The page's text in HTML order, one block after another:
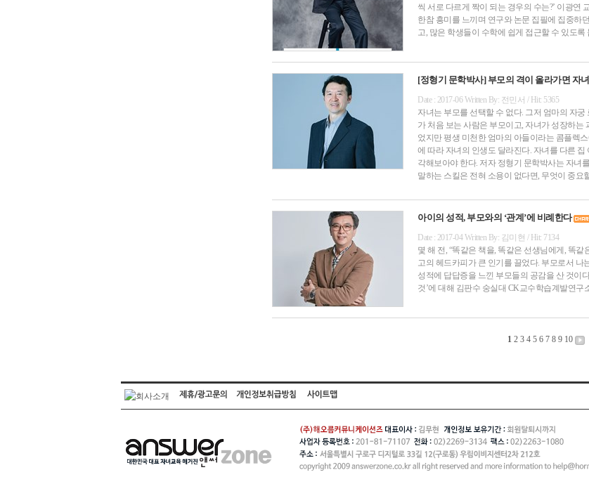
씩 서로 다르게 짝이 되는 경우의 수는?’ 이광연
한참 흥미를 느끼며 연구와 논문 집필에 집중하
고, 많은 학생들이 수학에 쉽게 접근할 수 있도
[정형기 문학박사] 부모의 격이 올라가면 자
Date : 2017-06 Written By: 전민서 / Hit: 5365
자녀는 부모를 선택할 수 없다. 그저 엄마의 자
가 처음 보는 사람은 부모이고, 자녀가 성장하는
었지만 평생 미천한 엄마의 아들이라는 콤플렉
에 따라 자녀의 인생도 달라진다. 자녀를 다른
각해보아야 한다. 저자 정형기 문학박사는 자녀
말하는 스킬은 전혀 소용이 없다면, 무엇이 중요
아이의 성적, 부모와의 ‘관계’에 비례한다
Date : 2017-04 Written By: 김미현 / Hit: 7134
몇 해 전, “똑같은 책을, 똑같은 선생님에게, 똑
고의 헤드카피가 큰 인기를 끌었다. 부모로서 나
성적에 답답증을 느낀 부모들의 공감을 산 것이
것’에 대해 김판수 숭실대 CK교수학습계발연
1 2 3 4 5 6 7 8 9 10